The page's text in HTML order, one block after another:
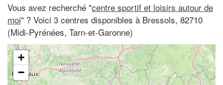
Vous avez recherché "centre sportif et loisirs autour de
moi" ? Voici 3 centres disponibles à Bressols, 82710
(Midi-Pyrénées, Tarn-et-Garonne)
+
−